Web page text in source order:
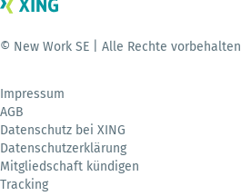
© New Work SE | Alle Rechte vorbehalten
Impressum
AGB
Datenschutz bei XING
Datenschutzerklärung
Mitgliedschaft kündigen
Tracking